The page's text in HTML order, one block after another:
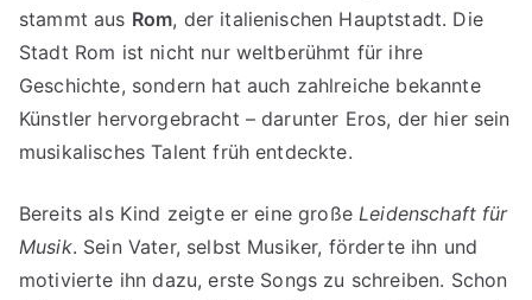
stammt aus Rom, der italienischen Hauptstadt. Die
Stadt Rom ist nicht nur weltberühmt für ihre
Geschichte, sondern hat auch zahlreiche bekannte
Künstler hervorgebracht – darunter Eros, der hier sein
musikalisches Talent früh entdeckte.
Bereits als Kind zeigte er eine großeLeidenschaft für
Musik. Sein Vater, selbst Musiker, förderte ihn und
motivierte ihn dazu, erste Songs zu schreiben. Schon